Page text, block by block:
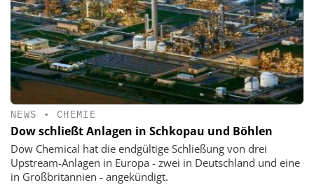
NEWS • CHEMIE
Dow schließt Anlagen in Schkopau und Böhlen
Dow Chemical hat die endgültige Schließung von drei
Upstream-Anlagen in Europa - zwei in Deutschland und eine
in Großbritannien - angekündigt.